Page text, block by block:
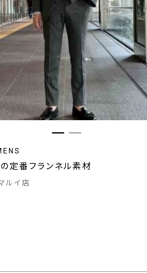
定番フランネル素材
ルイ店